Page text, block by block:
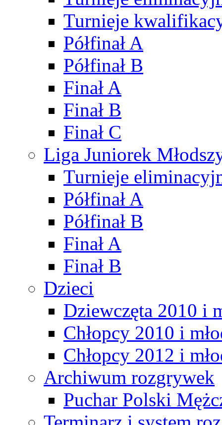
Turnieje
Półfinał A
Półfinał B
Finał A
Finał B
Finał C
Liga Juniorek
Turnieje
Półfinał A
Półfinał B
Finał A
Finał B
Dzieci
Dziewczęta 2010 i
Chłopcy 2010 i
Chłopcy 2012 i
Archiwum rozgrywek
Puchar Polski